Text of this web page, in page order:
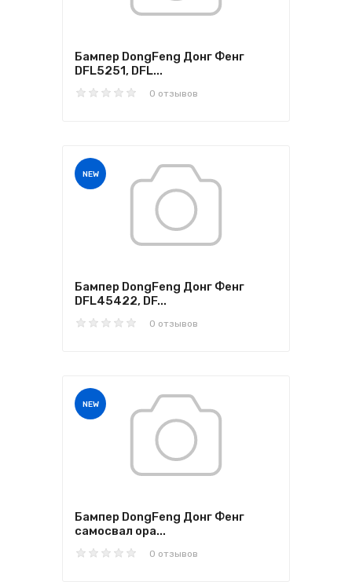
Бампер DongFeng Донг Фенг
DFL5251, DFL...
0 отзывов
NEW
Бампер DongFeng Донг Фенг
DFL45422, DF...
0 отзывов
NEW
Бампер DongFeng Донг Фенг
самосвал ора...
0 отзывов